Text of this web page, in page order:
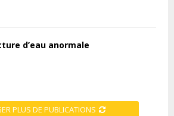
d’eau anormale
PLUS DE PUBLICATIONS